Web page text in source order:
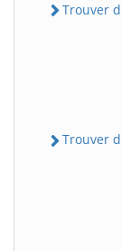
Trouver
Trouver